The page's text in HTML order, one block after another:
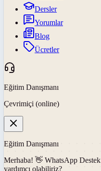
Dersler
Yorumlar
Blog
Ücretler
Eğitim Danışmanı
Çevrimiçi (online)
Eğitim Danışmanı
Merhaba! 👋 WhatsApp Destek
yardımcı olabiliriz?